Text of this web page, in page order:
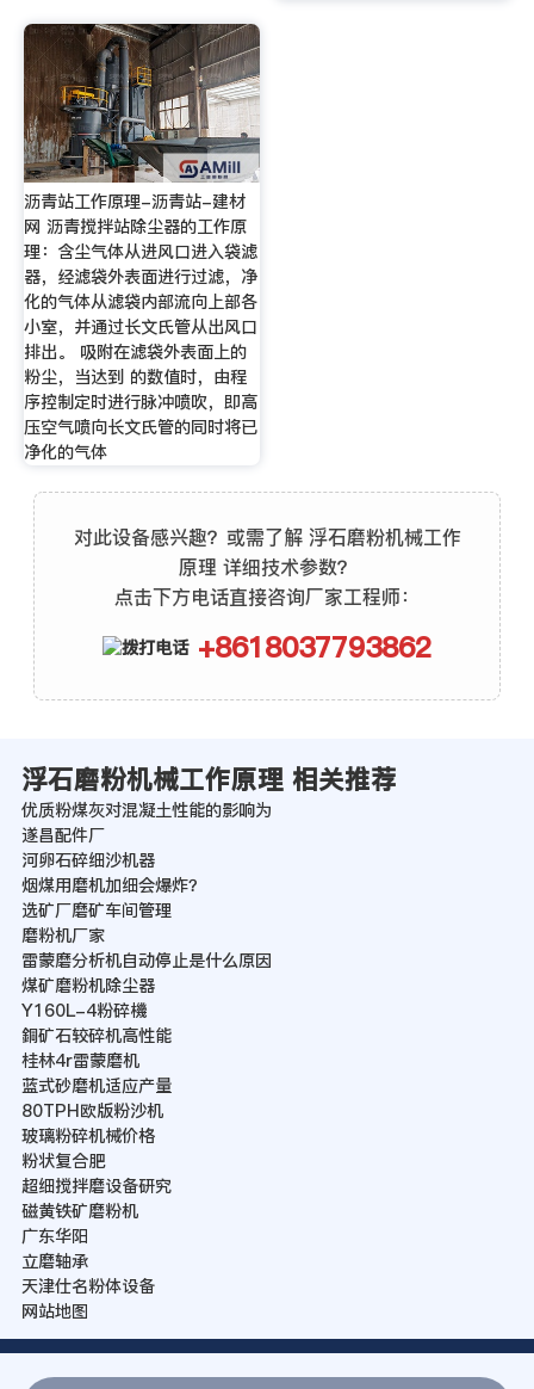
沥青站工作原理-沥青站-建材
网 沥青搅拌站除尘器的工作原
理：含尘气体从进风口进入袋滤
器，经滤袋外表面进行过滤，净
化的气体从滤袋内部流向上部各
小室，并通过长文氏管从出风口
排出。 吸附在滤袋外表面上的
粉尘，当达到 的数值时，由程
序控制定时进行脉冲喷吹，即高
压空气喷向长文氏管的同时将已
净化的气体
对此设备感兴趣？或需了解 浮石磨粉机械工作
原理 详细技术参数？
点击下方电话直接咨询厂家工程师：
+8618037793862
浮石磨粉机械工作原理 相关推荐
优质粉煤灰对混凝土性能的影响为
遂昌配件厂
河卵石碎细沙机器
烟煤用磨机加细会爆炸？
选矿厂磨矿车间管理
磨粉机厂家
雷蒙磨分析机自动停止是什么原因
煤矿磨粉机除尘器
Y160L-4粉碎機
銅矿石较碎机高性能
桂林4r雷蒙磨机
蓝式砂磨机适应产量
80TPH欧版粉沙机
玻璃粉碎机械价格
粉状复合肥
超细搅拌磨设备研究
磁黄铁矿磨粉机
广东华阳
立磨轴承
天津仕名粉体设备
网站地图